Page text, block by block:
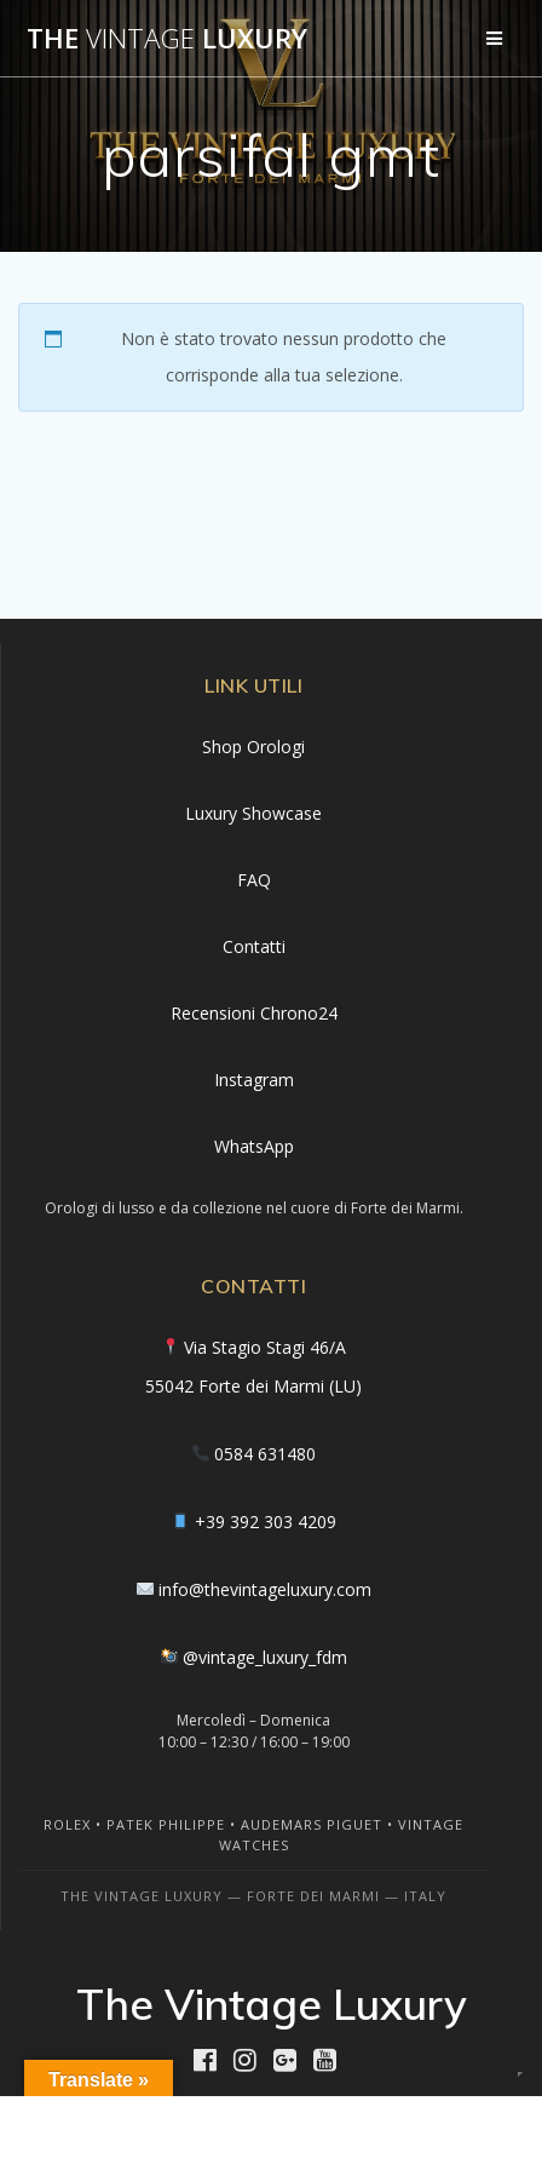
Salta
al
contenuto
THE VINTAGE LUXURY
parsifal gmt
Non è stato trovato nessun prodotto che
corrisponde alla tua selezione.
LINK UTILI
Shop Orologi
Luxury Showcase
FAQ
Contatti
Recensioni Chrono24
Instagram
WhatsApp
Orologi di lusso e da collezione nel cuore di Forte dei Marmi.
CONTATTI
Via Stagio Stagi 46/A
55042 Forte dei Marmi (LU)
0584 631480
+39 392 303 4209
info@thevintageluxury.com
@vintage_luxury_fdm
Mercoledì – Domenica
10:00 – 12:30 / 16:00 – 19:00
ROLEX • PATEK PHILIPPE • AUDEMARS PIGUET • VINTAGE
WATCHES
THE VINTAGE LUXURY — FORTE DEI MARMI — ITALY
The Vintage Luxury
Translate »